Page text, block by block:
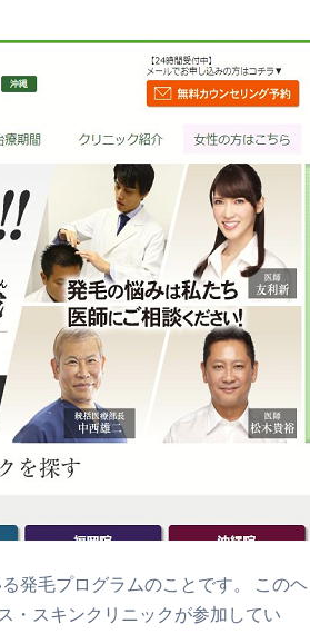
発毛プログラムのことです。 このヘ
・スキンクリニックが参加してい